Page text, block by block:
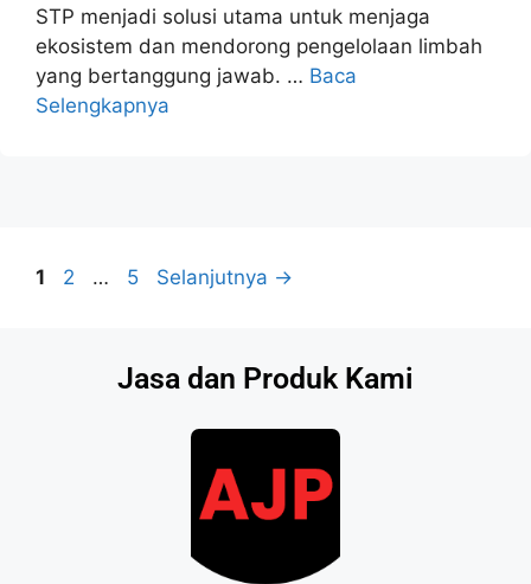
STP menjadi solusi utama untuk menjaga
ekosistem dan mendorong pengelolaan limbah
yang bertanggung jawab. … Baca
Selengkapnya
1 2 … 5 Selanjutnya →
Jasa dan Produk Kami